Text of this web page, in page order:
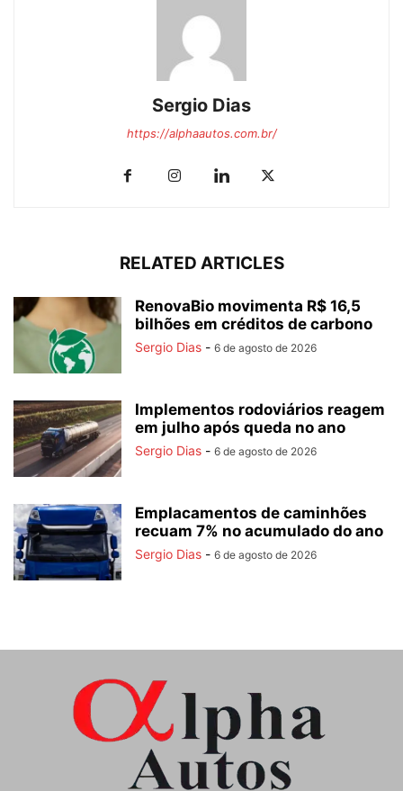
Sergio Dias
https://alphaautos.com.br/
RELATED ARTICLES
RenovaBio movimenta R$ 16,5
bilhões em créditos de carbono
Sergio Dias - 6 de agosto de 2026
Implementos rodoviários reagem
em julho após queda no ano
Sergio Dias - 6 de agosto de 2026
Emplacamentos de caminhões
recuam 7% no acumulado do ano
Sergio Dias - 6 de agosto de 2026